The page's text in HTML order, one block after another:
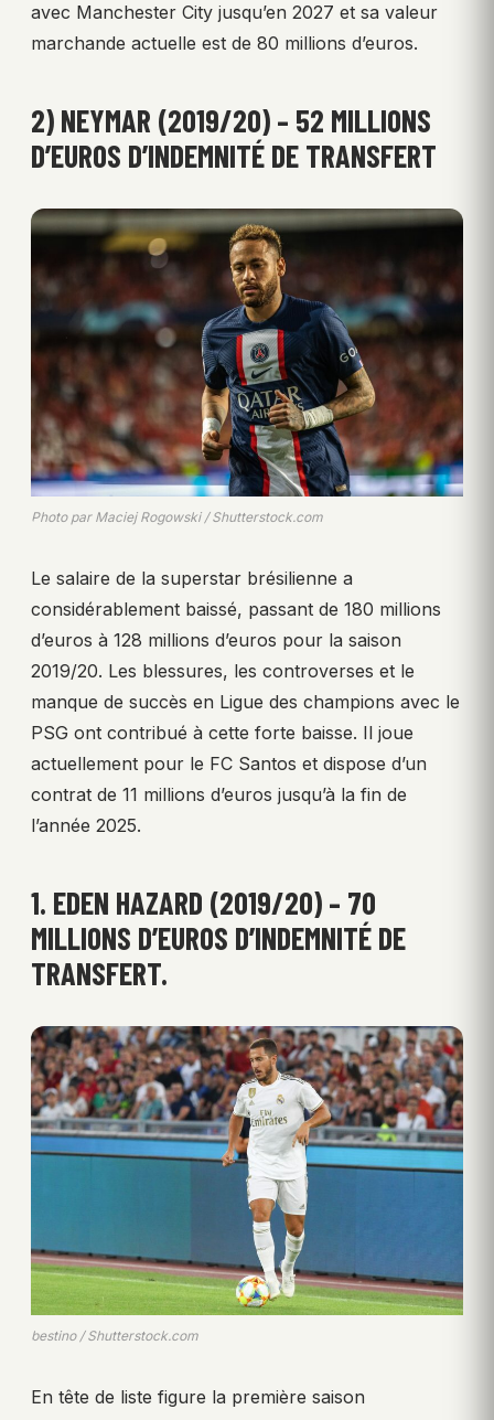
avec Manchester City jusqu’en 2027 et sa valeur
marchande actuelle est de 80 millions d’euros.
2) NEYMAR (2019/20) – 52 MILLIONS
D’EUROS D’INDEMNITÉ DE TRANSFERT
Photo par Maciej Rogowski / Shutterstock.com
Le salaire de la superstar brésilienne a
considérablement baissé, passant de 180 millions
d’euros à 128 millions d’euros pour la saison
2019/20. Les blessures, les controverses et le
manque de succès en Ligue des champions avec le
PSG ont contribué à cette forte baisse. Il joue
actuellement pour le FC Santos et dispose d’un
contrat de 11 millions d’euros jusqu’à la fin de
l’année 2025.
1. EDEN HAZARD (2019/20) – 70
MILLIONS D’EUROS D’INDEMNITÉ DE
TRANSFERT.
bestino / Shutterstock.com
En tête de liste figure la première saison